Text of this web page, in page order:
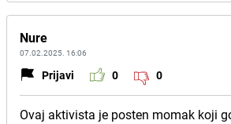
Nure
07.02.2025. 16:06
Prijavi 0 0
Ovaj aktivista je posten momak koji